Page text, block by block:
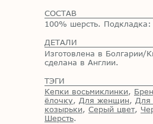
СОСТАВ
100% шерсть.
ДЕТАЛИ
Изготовлена в Болгарии/
сделана в Англии.
ТЭГИ
Кепки восьмиклинки,
ёлочку, Для женщин, Для
козырьки, Серый цвет,
Шерсть.